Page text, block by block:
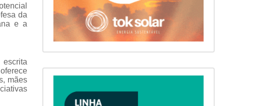
da
e a
mães